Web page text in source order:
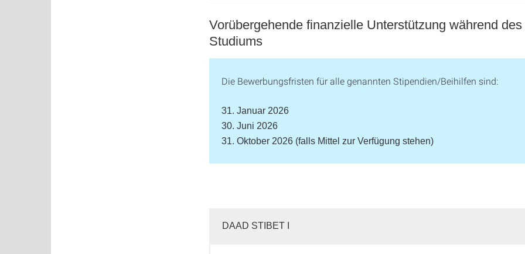
Vorübergehende finanzielle Unterstützung während des
Studiums
Die Bewerbungsfristen für alle genannten Stipendien/Beihilfen sind:
31. Januar 2026
30. Juni 2026
31. Oktober 2026 (falls Mittel zur Verfügung stehen)
DAAD STIBET I